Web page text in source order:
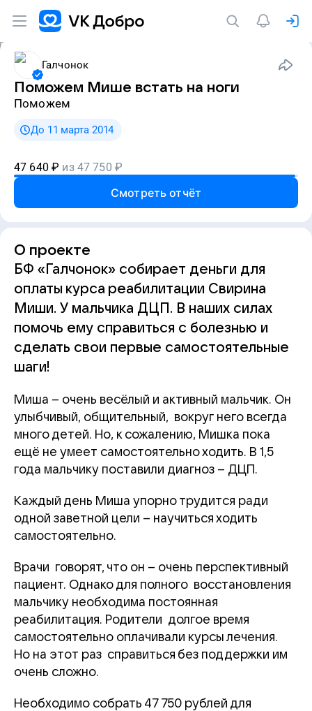
Галчонок
Поможем Мише встать на ноги
Поможем
До 11 марта 2014
47 640 ₽ из 47 750 ₽
Смотреть отчёт
О проекте
БФ «Галчонок» собирает деньги для
оплаты курса реабилитации Свирина
Миши. У мальчика ДЦП. В наших силах
помочь ему справиться с болезнью и
сделать свои первые самостоятельные
шаги!
Миша – очень весёлый и активный мальчик. Он
улыбчивый, общительный, вокруг него всегда
много детей. Но, к сожалению, Мишка пока
ещё не умеет самостоятельно ходить. В 1,5
года мальчику поставили диагноз – ДЦП.
Каждый день Миша упорно трудится ради
одной заветной цели – научиться ходить
самостоятельно.
Врачи говорят, что он – очень перспективный
пациент. Однако для полного восстановления
мальчику необходима постоянная
реабилитация. Родители долгое время
самостоятельно оплачивали курсы лечения.
Но на этот раз справиться без поддержки им
очень сложно.
Необходимо собрать 47 750 рублей для